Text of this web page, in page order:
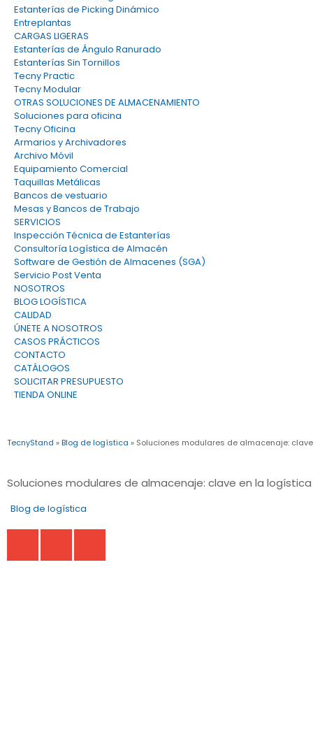
Estanterías de Picking Dinámico
Entreplantas
CARGAS LIGERAS
Estanterías de Ángulo Ranurado
Estanterías Sin Tornillos
Tecny Practic
Tecny Modular
OTRAS SOLUCIONES DE ALMACENAMIENTO
Soluciones para oficina
Tecny Oficina
Armarios y Archivadores
Archivo Móvil
Equipamiento Comercial
Taquillas Metálicas
Bancos de vestuario
Mesas y Bancos de Trabajo
SERVICIOS
Inspección Técnica de Estanterías
Consultoría Logística de Almacén
Software de Gestión de Almacenes (SGA)
Servicio Post Venta
NOSOTROS
BLOG LOGÍSTICA
CALIDAD
ÚNETE A NOSOTROS
CASOS PRÁCTICOS
CONTACTO
CATÁLOGOS
SOLICITAR PRESUPUESTO
TIENDA ONLINE
TecnyStand »Blog de logística » Soluciones modulares de almacenaje:
Soluciones modulares de almacenaje: clave en la
Blog de logística